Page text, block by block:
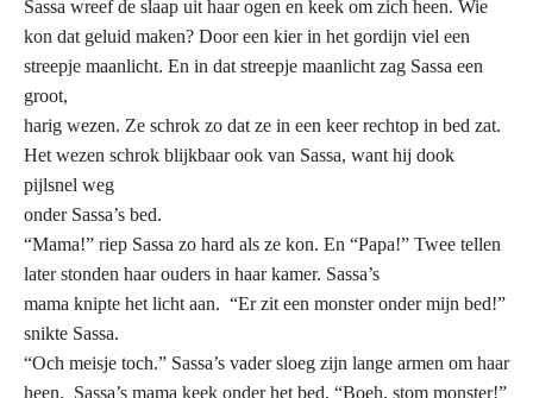
Sassa wreef de slaap uit haar ogen en keek om zich heen. Wie
kon dat geluid maken? Door een kier in het gordijn viel een
streepje maanlicht. En in dat streepje maanlicht zag Sassa een
groot,
harig wezen. Ze schrok zo dat ze in een keer rechtop in bed zat.
Het wezen schrok blijkbaar ook van Sassa, want hij dook
pijlsnel weg
onder Sassa’s bed.
“Mama!” riep Sassa zo hard als ze kon. En “Papa!” Twee tellen
later stonden haar ouders in haar kamer. Sassa’s
mama knipte het licht aan. “Er zit een monster onder mijn bed!”
snikte Sassa.
“Och meisje toch.” Sassa’s vader sloeg zijn lange armen om haar
heen. Sassa’s mama keek onder het bed. “Boeh, stom monster!”